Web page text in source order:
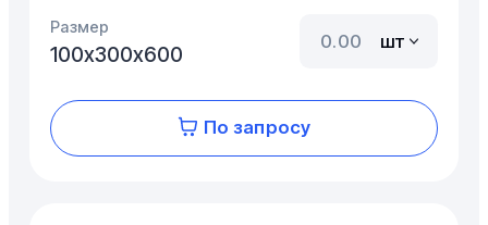
Размер
100х300х600
шт
По запросу